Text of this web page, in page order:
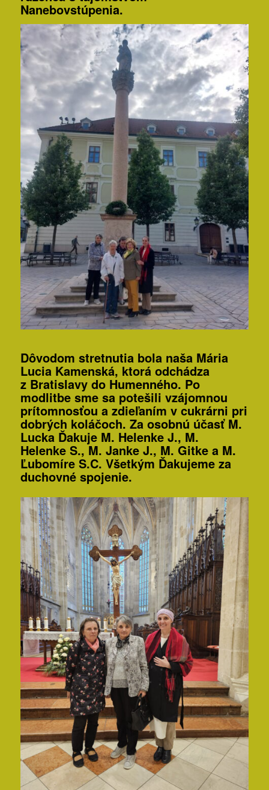
Nanebovstúpenia.
Dôvodom stretnutia bola naša Mária
Lucia Kamenská, ktorá odchádza
z Bratislavy do Humenného. Po
modlitbe sme sa potešili vzájomnou
prítomnosťou a zdieľaním v cukrárni pri
dobrých koláčoch. Za osobnú účasť M.
Lucka Ďakuje M. Helenke J., M.
Helenke S., M. Janke J., M. Gitke a M.
Ľubomíre S.C. Všetkým Ďakujeme za
duchovné spojenie.